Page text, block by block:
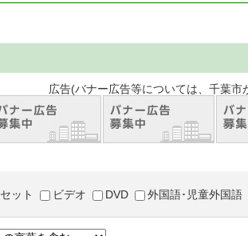
については、千葉市が推奨等を
ット ビデオ DVD 外国語･児童外国語